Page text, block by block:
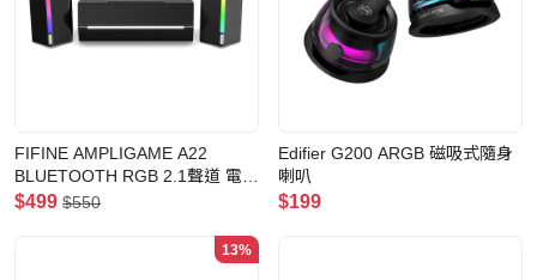
FIFINE AMPLIGAME A22
BLUETOOTH RGB 2.1聲道 電競
藍牙喇叭
$499 $550
Edifier G200 ARGB 磁吸式隨身
喇叭
$199
13%